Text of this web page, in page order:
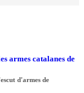
armes catalanes de
d'armes de